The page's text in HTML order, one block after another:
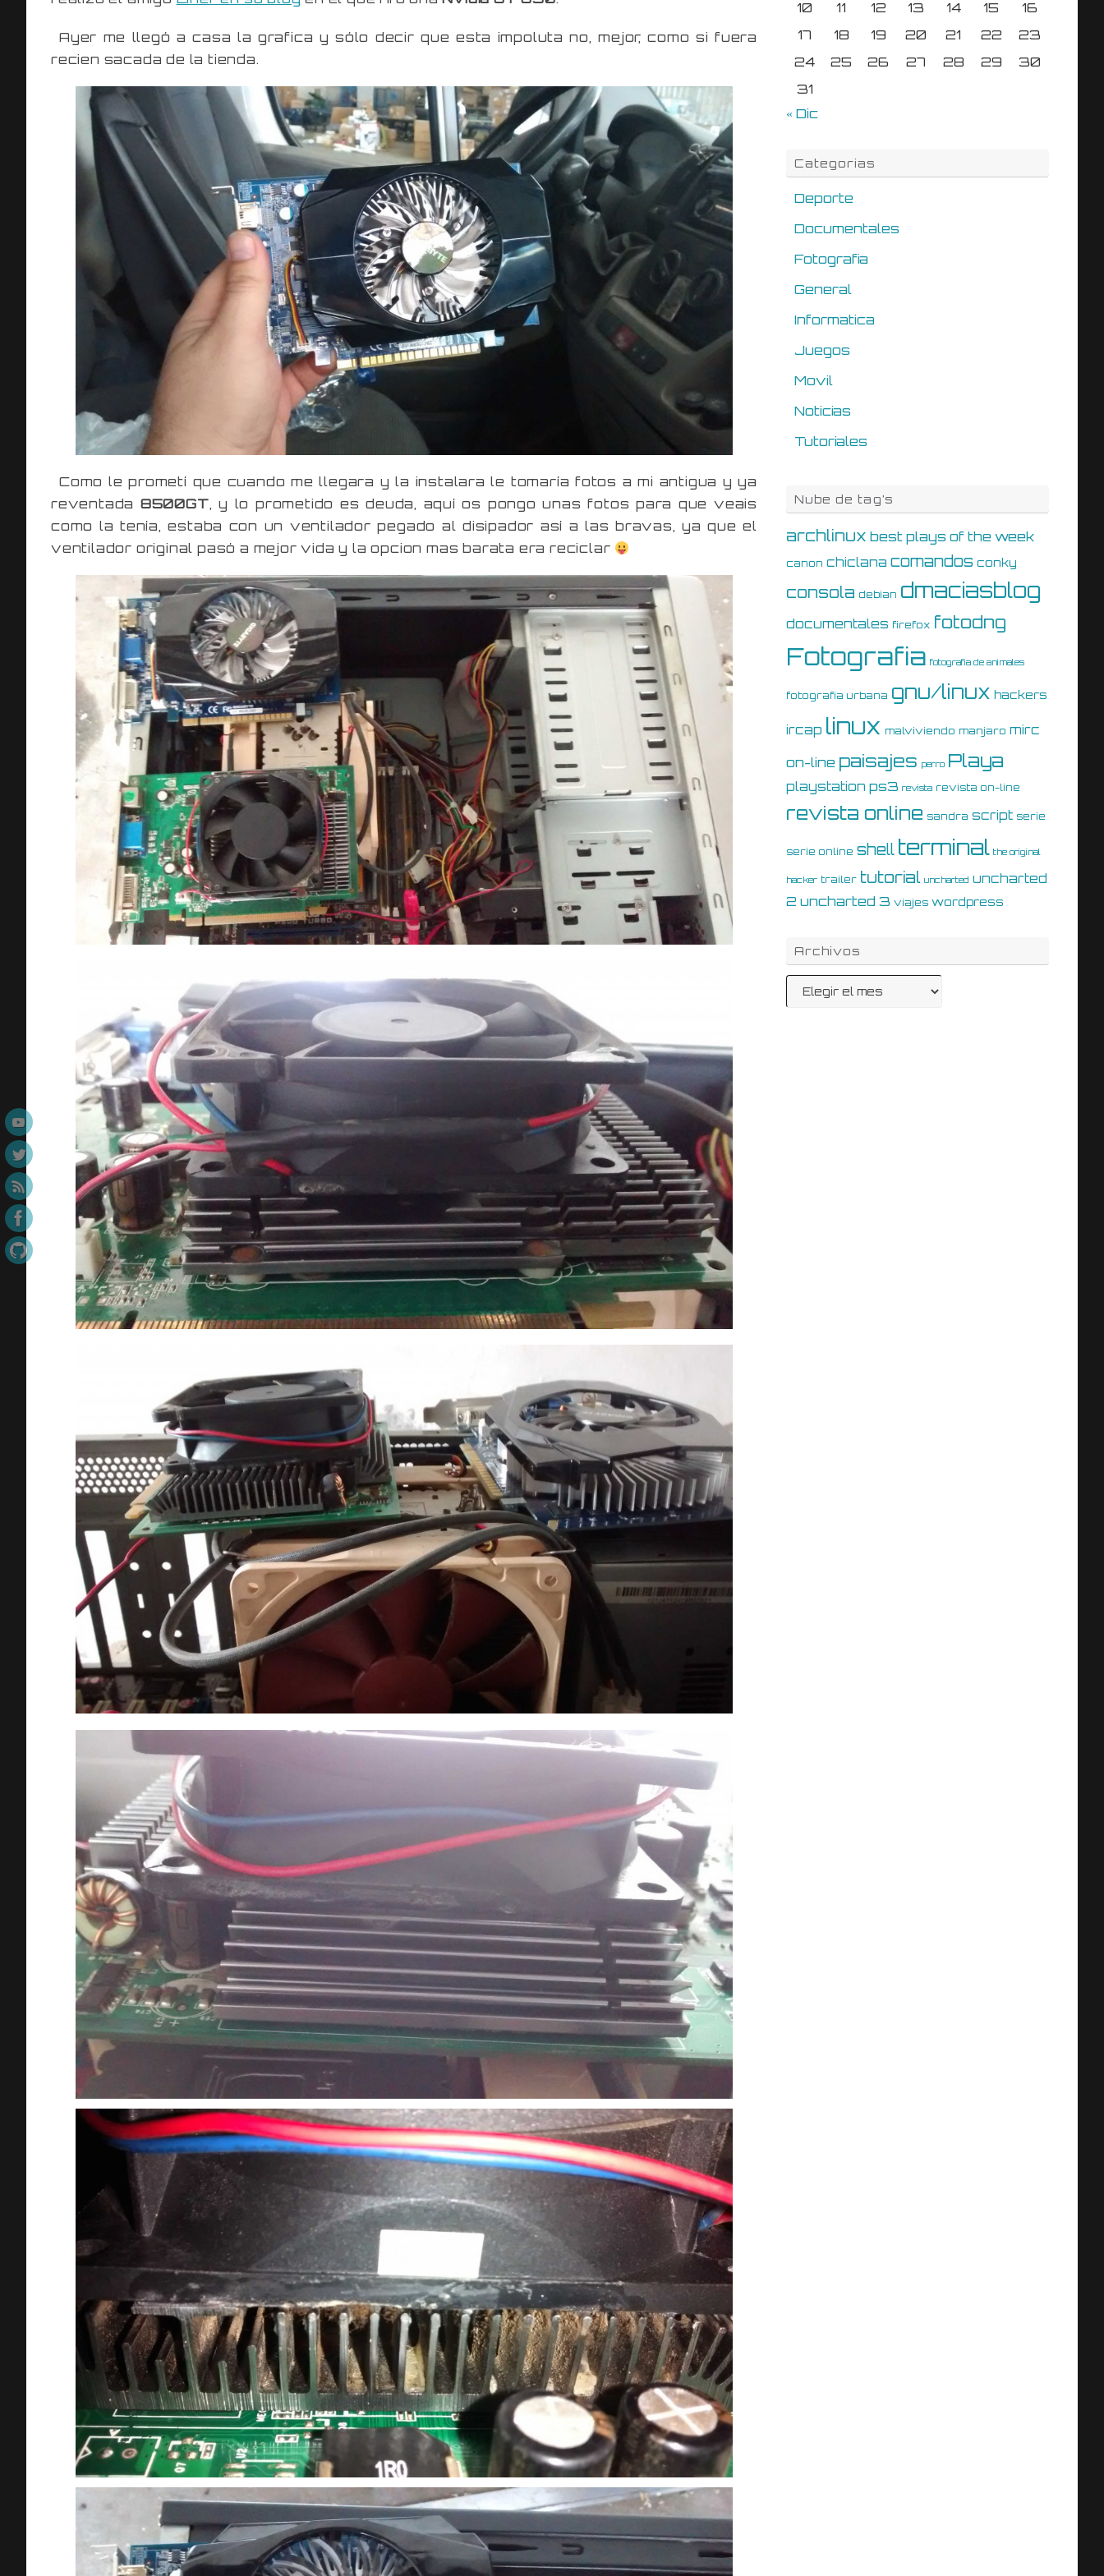
Ayer me llegó a casa la grafica y sólo decir que esta impoluta no, mejor, como si fuera
recien sacada de la tienda.
Como le prometí que cuando me llegara y la instalara le tomaría fotos a mi antigua y ya
reventada 8500GT, y lo prometido es deuda, aquí os pongo unas fotos para que veais
como la tenía, estaba con un ventilador pegado al disipador así a las bravas, ya que el
ventilador original pasó a mejor vida y la opcion mas barata era reciclar
10
11 12 13 14 15
16
17
18 19 20 21 22
23
24
25 26 27 28 29
30
31
« Dic
Categorias
Deporte
Documentales
Fotografia
General
Informatica
Juegos
Movil
Noticias
Tutoriales
Nube de tag’s
archlinux best plays of the week
canon chiclana comandos conky
consola debian dmaciasblog
documentales firefox fotodng
Fotografia fotografia de animales
fotografia urbana gnu/linux hackers
ircap linux malviviendo manjaro mirc
on-line paisajes perro Playa
playstation ps3 revista revista on-line
revista online sandra script serie
serie online shell terminal the original
hacker trailer tutorial uncharted uncharted
2 uncharted 3 viajes wordpress
Archivos
Archivos